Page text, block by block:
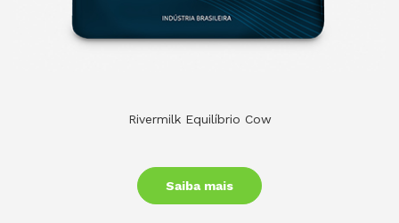
Rivermilk Equilíbrio Cow
Saiba mais